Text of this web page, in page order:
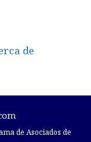
de
de Asociados de